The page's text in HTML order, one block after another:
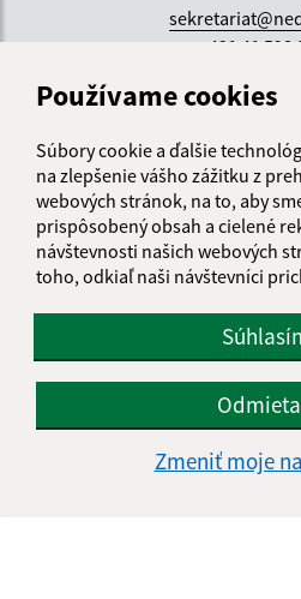
Používame cookies
Súbory cookie a ďalšie
na zlepšenie vášho zážitku z
webových stránok, na to, aby
prispôsobený obsah a cielené
návštevnosti našich webových
toho, odkiaľ naši návštevníci
Zmeniť moje
+421 41 598
IČO: 00 321